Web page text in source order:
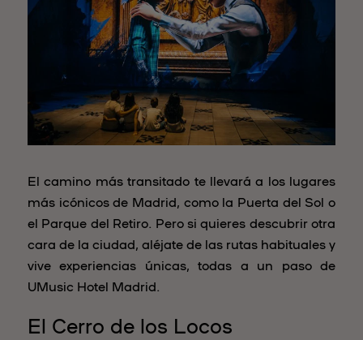
El camino más transitado te llevará a los lugares
más icónicos de Madrid, como la Puerta del Sol o
el Parque del Retiro. Pero si quieres descubrir otra
cara de la ciudad, aléjate de las rutas habituales y
vive experiencias únicas, todas a un paso de
UMusic Hotel Madrid.
El Cerro de los Locos